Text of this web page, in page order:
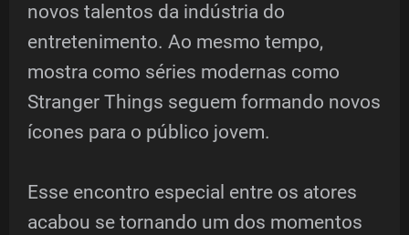
novos talentos da indústria do
entretenimento. Ao mesmo tempo,
mostra como séries modernas como
Stranger Things seguem formando novos
ícones para o público jovem.
Esse encontro especial entre os atores
acabou se tornando um dos momentos